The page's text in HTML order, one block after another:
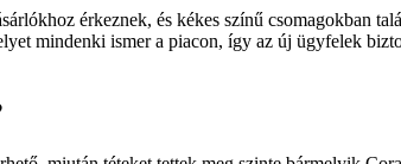
érkeznek, és kékes színű csomagokban
mindenki ismer a piacon, így az új ügyfelek